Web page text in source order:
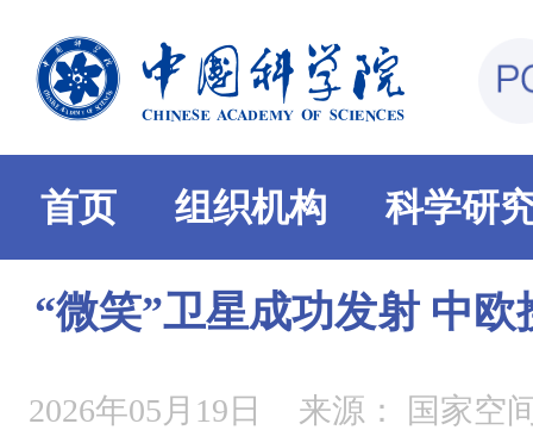
首页 组织机构 科学研
“微笑”卫星成功发射 中
2026年05月19日 来源： 国家空